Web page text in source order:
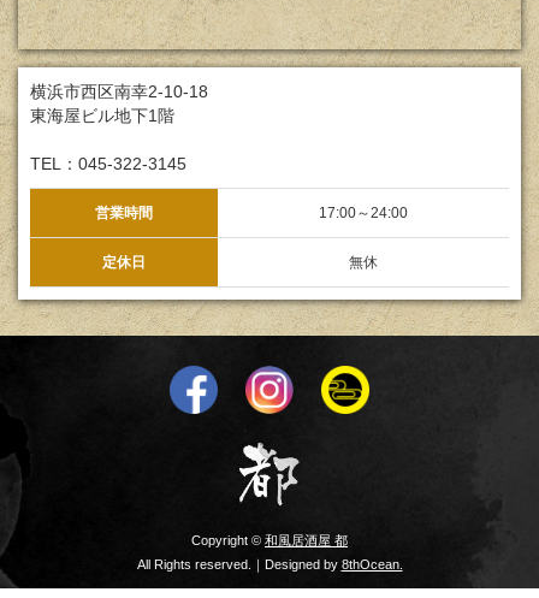
横浜市西区南幸2-10-18
東海屋ビル地下1階
TEL：045-322-3145
営業時間 17:00～24:00
定休日 無休
Copyright © 和風居酒屋 都
All Rights reserved.｜Designed by 8thOcean.